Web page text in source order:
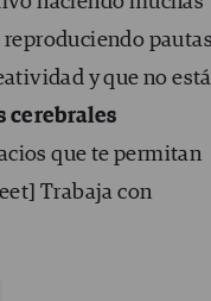
pautas
y que no
cerebrales
que te permitan
Trabaja con